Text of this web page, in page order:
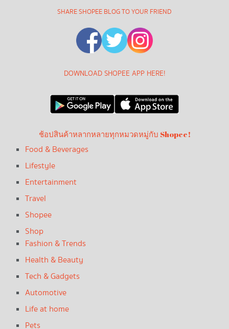
SHARE SHOPEE BLOG TO YOUR FRIEND
DOWNLOAD SHOPEE APP HERE!
ช้อปสินค้าหลากหลายทุกหมวดหมู่กับ Shopee!
Food & Beverages
Lifestyle
Entertainment
Travel
Shopee
Shop
Fashion & Trends
Health & Beauty
Tech & Gadgets
Automotive
Life at home
Pets